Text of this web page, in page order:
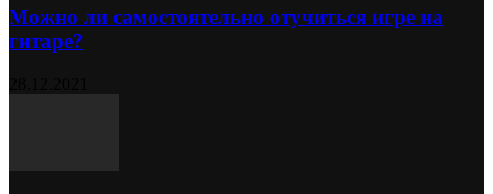
Можно ли самостоятельно отучиться игре на
гитаре?